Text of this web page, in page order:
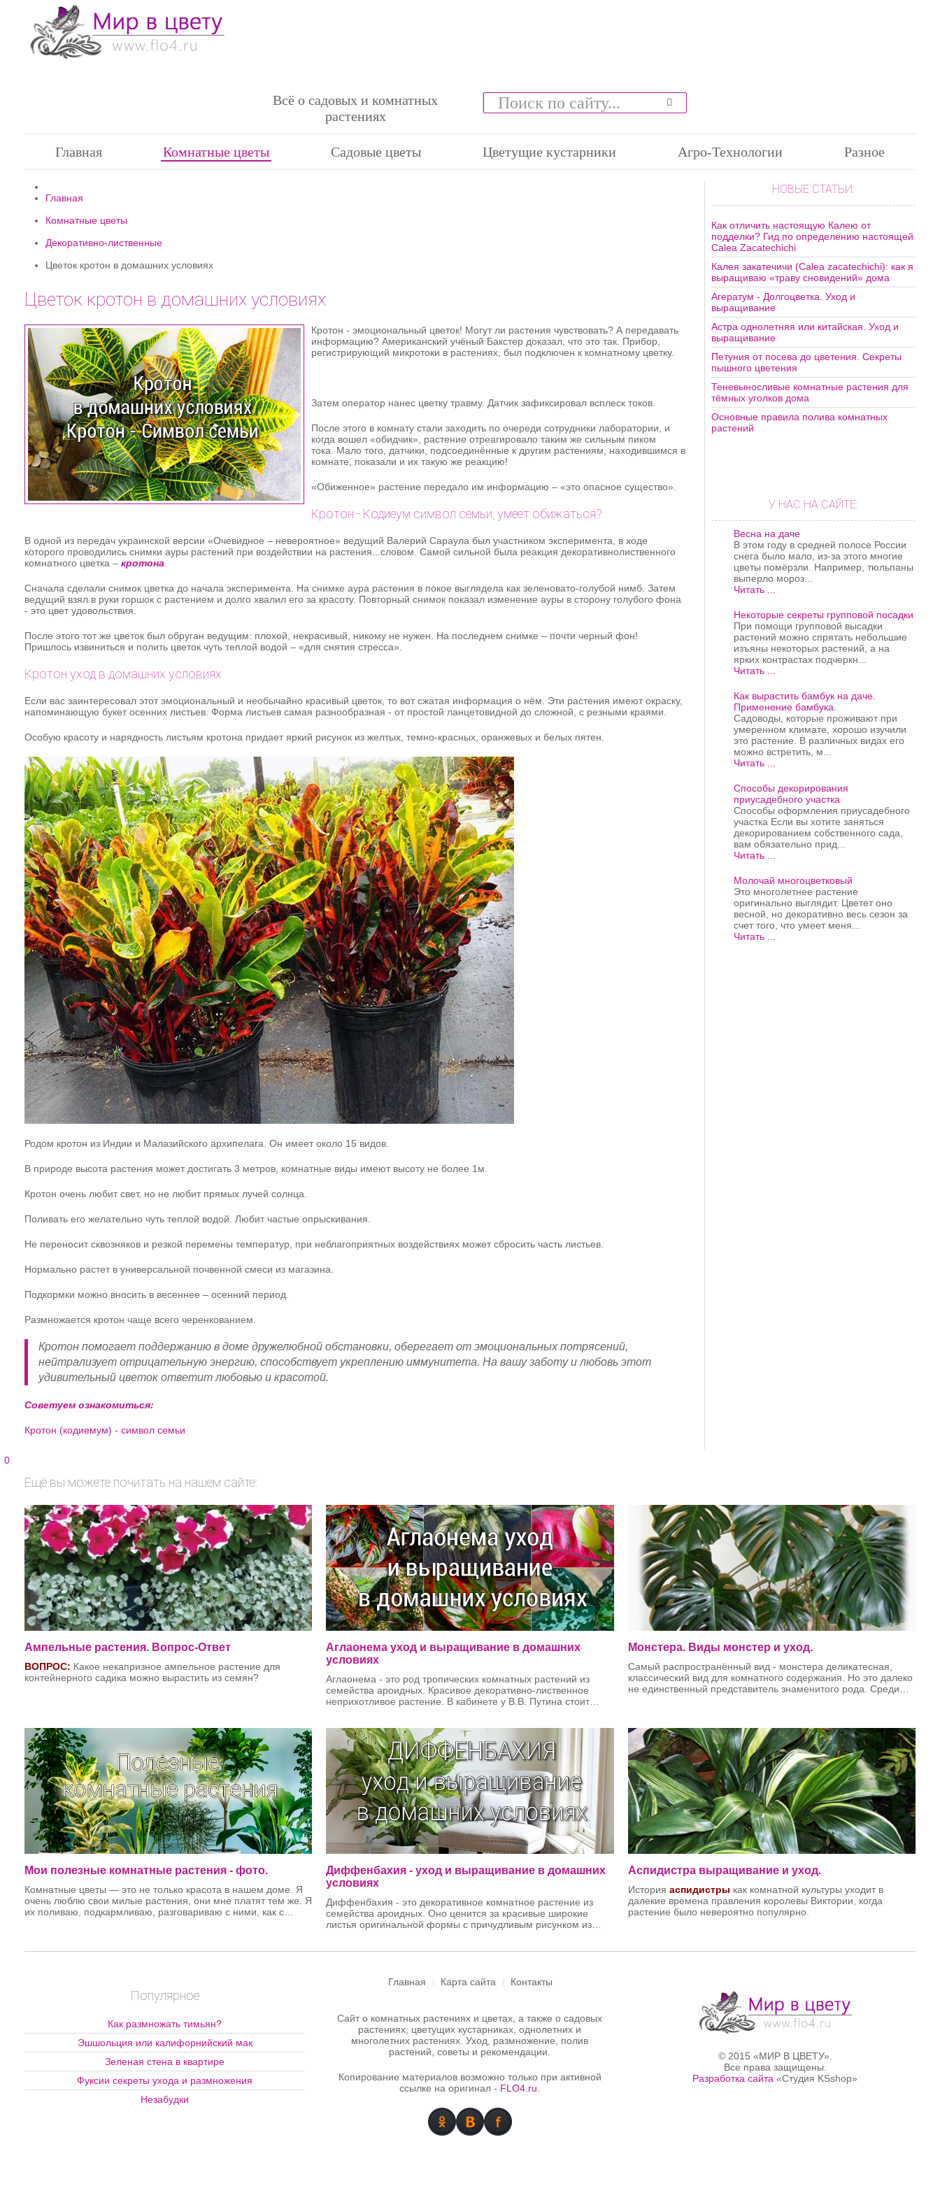
Всё о садовых и комнатных
растениях
Главная Комнатные цветы Садовые цветы Цветущие кустарники Агро-Технологии Разное
Главная
Комнатные цветы
Декоративно-лиственные
Цветок кротон в домашних условиях
Цветок кротон в домашних условиях
Кротон - эмоциональный цветок! Могут ли растения чувствовать? А передавать
информацию? Американский учёный Бакстер доказал, что это так. Прибор,
регистрирующий микротоки в растениях, был подключен к комнатному цветку.
Затем оператор нанес цветку травму. Датчик зафиксировал всплеск токов.
После этого в комнату стали заходить по очереди сотрудники лаборатории, и
когда вошел «обидчик», растение отреагировало таким же сильным пиком
тока. Мало того, датчики, подсоединённые к другим растениям, находившимся в
комнате, показали и их такую же реакцию!
«Обиженное» растение передало им информацию – «это опасное существо».
Кротон - Кодиеум символ семьи, умеет обижаться?
В одной из передач украинской версии «Очевидное – невероятное» ведущий Валерий Сараула был участником эксперимента, в ходе
которого проводились снимки ауры растений при воздействии на растения...словом. Самой сильной была реакция декоративнолиственного
комнатного цветка – кротона
Сначала сделали снимок цветка до начала эксперимента. На снимке аура растения в покое выглядела как зеленовато-голубой нимб. Затем
ведущий взял в руки горшок с растением и долго хвалил его за красоту. Повторный снимок показал изменение ауры в сторону голубого фона
- это цвет удовольствия.
После этого тот же цветок был обруган ведущим: плохой, некрасивый, никому не нужен. На последнем снимке – почти черный фон!
Пришлось извиниться и полить цветок чуть теплой водой – «для снятия стресса».
Кротон уход в домашних условиях
Если вас заинтересовал этот эмоциональный и необычайно красивый цветок, то вот сжатая информация о нём. Эти растения имеют окраску,
напоминающую букет осенних листьев. Форма листьев самая разнообразная - от простой ланцетовидной до сложной, с резными краями.
Особую красоту и нарядность листьям кротона придает яркий рисунок из желтых, темно-красных, оранжевых и белых пятен.
Родом кротон из Индии и Малазийского архипелага. Он имеет около 15 видов.
В природе высота растения может достигать 3 метров, комнатные виды имеют высоту не более 1м.
Кротон очень любит свет, но не любит прямых лучей солнца.
Поливать его желательно чуть теплой водой. Любит частые опрыскивания.
Не переносит сквозняков и резкой перемены температур, при неблагоприятных воздействиях может сбросить часть листьев.
Нормально растет в универсальной почвенной смеси из магазина.
Подкормки можно вносить в весеннее – осенний период.
Размножается кротон чаще всего черенкованием.
Кротон помогает поддержанию в доме дружелюбной обстановки, оберегает от эмоциональных потрясений,
нейтрализует отрицательную энергию, способствует укреплению иммунитета. На вашу заботу и любовь этот
удивительный цветок ответит любовью и красотой.
Советуем ознакомиться:
Кротон (кодиемум) - символ семьи
0
НОВЫЕ СТАТЬИ:
Как отличить настоящую Калею от
подделки? Гид по определению настоящей
Calea Zacatechichi
Калея закатечичи (Calea zacatechichi): как я
выращиваю «траву сновидений» дома
Агератум - Долгоцветка. Уход и
выращивание
Астра однолетняя или китайская. Уход и
выращивание
Петуния от посева до цветения. Секреты
пышного цветения
Теневыносливые комнатные растения для
тёмных уголков дома
Основные правила полива комнатных
растений
У НАС НА САЙТЕ:
Весна на даче
В этом году в средней полосе России
снега было мало, из-за этого многие
цветы помёрзли. Например, тюльпаны
выперло мороз...
Читать ...
Некоторые секреты групповой посадки
При помощи групповой высадки
растений можно спрятать небольшие
изъяны некоторых растений, а на
ярких контрастах подчеркн...
Читать ...
Как вырастить бамбук на даче.
Применение бамбука.
Садоводы, которые проживают при
умеренном климате, хорошо изучили
это растение. В различных видах его
можно встретить, м...
Читать ...
Способы декорирования
приусадебного участка
Способы оформления приусадебного
участка Если вы хотите заняться
декорированием собственного сада,
вам обязательно прид...
Читать ...
Молочай многоцветковый
Это многолетнее растение
оригинально выглядит. Цветет оно
весной, но декоративно весь сезон за
счет того, что умеет меня...
Читать ...
Ещё вы можете почитать на нашем сайте:
Ампельные растения. Вопрос-Ответ
ВОПРОС: Какое некапризное ампельное растение для
контейнерного садика можно вырастить из семян?
причем его карликовые формы. Например, сорт гелихризум
черешкового Silver Mist. Внешне эта разновидность с
опушенными серебристыми округлыми листочками
напоминает ди-хондру, однако листики гелихризума более
мелкие и слегка голубоватые. Его выращивают из семян
через рассаду. Сеют рано, в январе-феврале, поскольку
вначале сеянцы растут очень медленно. Пикировку и
пересадку растение переносит легко. Бесмертнику нужно
солнце, засуху переносит легко. На зиму его переселяют в
дом.
Аглаонема уход и выращивание в домашних
условиях
Аглаонема - это род тропических комнатных растений из
семейства ароидных. Красивое декоративно-лиственное
неприхотливое растение. В кабинете у В.В. Путина стоит
Ведь по правилам безопасности шторы в кабинете открывать
нельзя. И аглаонема готова мириться с таким обращением.
Монстера. Виды монстер и уход.
Самый распространённый вид - монстера деликатесная,
классический вид для комнатного содержания. Но это далеко
не единственный представитель знаменитого рода. Среди
Мои полезные комнатные растения - фото.
Комнатные цветы — это не только красота в нашем доме. Я
очень люблю свои милые растения, они мне платят тем же. Я
их поливаю, подкармливаю, разговариваю с ними, как с
Диффенбахия - уход и выращивание в домашних
условиях
Диффенбахия - это декоративное комнатное растение из
семейства ароидных. Оно ценится за красивые широкие
листья оригинальной формы с причудливым рисунком из
Аспидистра выращивание и уход.
История аспидистры как комнатной культуры уходит в
далекие времена правления королевы Виктории, когда
растение было невероятно популярно.
С одной стороны, его считали неотъемлемым атрибутом
комнатные растения.
Главная Карта сайта Контакты
Популярное
Как размножать тимьян?
Эшшольция или калифорнийский мак
Зеленая стена в квартире
Фуксии секреты ухода и размножения
Незабудки
Сайт о комнатных растениях и цветах, а также о садовых
растениях, цветущих кустарниках, однолетних и
многолетних растениях. Уход, размножение, полив
растений, советы и рекомендации.
Копирование материалов возможно только при активной
ссылке на оригинал - FLO4.ru
© 2015 «МИР В ЦВЕТУ».
Все права защищены.
Разработка сайта «Студия KSshop»